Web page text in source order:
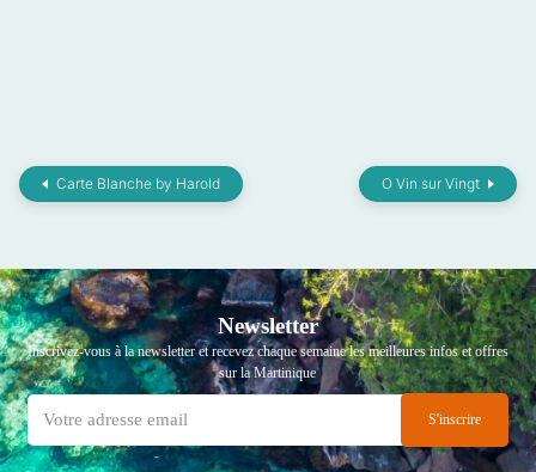
Carte Blanche by Harold O Vin sur Vingt
Newsletter
Inscrivez-vous à la newsletter et recevez chaque semaine les meilleures infos et offres
sur la Martinique